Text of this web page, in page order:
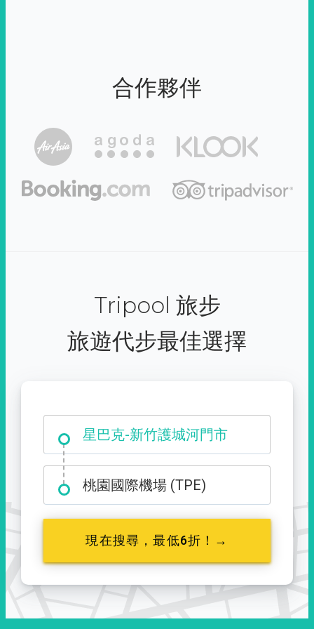
合作夥伴
Tripool 旅步
旅遊代步最佳選擇
星巴克-新竹護城河門市
大霸尖山登山口
桃園國際機場 (TPE)
現在搜尋，最低6折！→